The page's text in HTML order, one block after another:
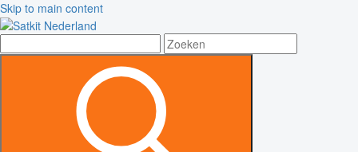
Skip to main content